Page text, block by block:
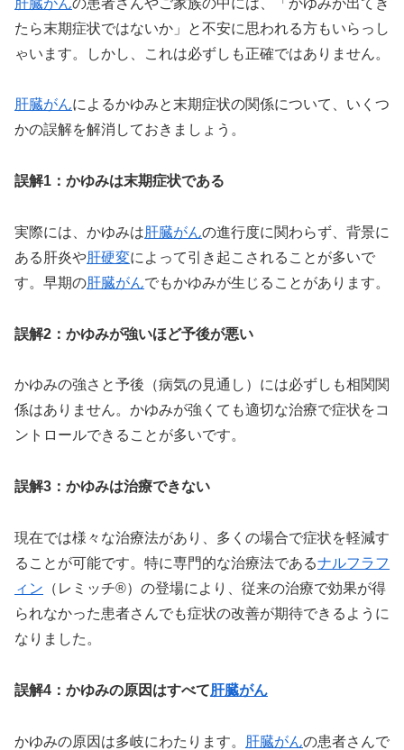
たら末期症状ではないか」と不安に思われる方もいらっし
ゃいます。しかし、これは必ずしも正確ではありません。
肝臓がんによるかゆみと末期症状の関係について、いくつ
かの誤解を解消しておきましょう。
誤解1：かゆみは末期症状である
実際には、かゆみは 肝臓がんの進行度に関わらず、背景に
ある肝炎や肝硬変によって引き起こされることが多いで
す。早期の肝臓がんでもかゆみが生じることがあります。
誤解2：かゆみが強いほど予後が悪い
かゆみの強さと予後（病気の見通し）には必ずしも相関関
係はありません。かゆみが強くても適切な治療で症状をコ
ントロールできることが多いです。
誤解3：かゆみは治療できない
現在では様々な治療法があり、多くの場合で症状を軽減す
ることが可能です。特に専門的な治療法であるナルフラフ
ィン （レミッチ®）の登場により、従来の治療で効果が得
られなかった患者さんでも症状の改善が期待できるように
なりました。
誤解4：かゆみの原因はすべて肝臓がん
かゆみの原因は多岐にわたります。 肝臓がんの患者さんで